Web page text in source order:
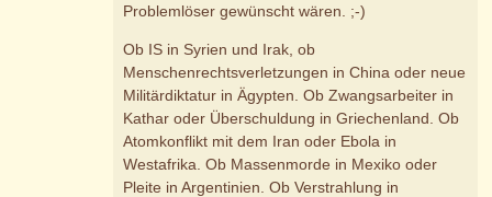
Problemlöser gewünscht wären. ;-)
Ob IS in Syrien und Irak, ob
Menschenrechtsverletzungen in China oder neue
Militärdiktatur in Ägypten. Ob Zwangsarbeiter in
Kathar oder Überschuldung in Griechenland. Ob
Atomkonflikt mit dem Iran oder Ebola in
Westafrika. Ob Massenmorde in Mexiko oder
Pleite in Argentinien. Ob Verstrahlung in